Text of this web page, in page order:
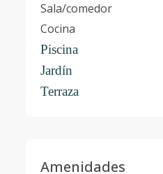
Sala/comedor
Cocina
Piscina
Jardín
Terraza
Amenidades